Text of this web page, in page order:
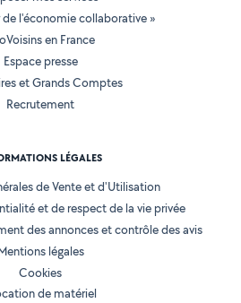
de l'économie collaborative »
en France
Espace presse
et Grands Comptes
Recrutement
LÉGALES
de Vente et d'Utilisation
et de respect de la vie privée
des annonces et contrôle des avis
légales
Cookies
de matériel